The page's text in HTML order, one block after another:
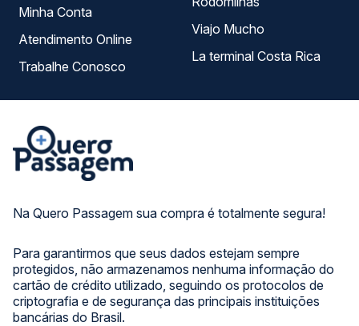
Na Quero Passagem sua compra é totalmente segura!
Para garantirmos que seus dados estejam sempre
protegidos, não armazenamos nenhuma informação do
cartão de crédito utilizado, seguindo os protocolos de
criptografia e de segurança das principais instituições
bancárias do Brasil.
Minha Conta
Atendimento Online
Trabalhe Conosco
Viajo Mucho
La terminal Costa Rica